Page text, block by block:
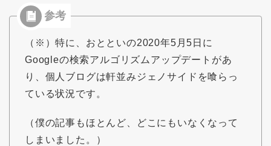
（※）特に、おとといの2020年5月5日に
Googleの検索アルゴリズムアップデートがあ
り、個人ブログは軒並みジェノサイドを喰らっ
ている状況です。
（僕の記事もほとんど、どこにもいなくなって
しまいました。）